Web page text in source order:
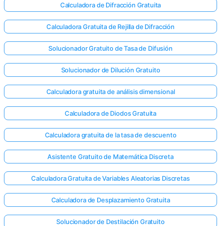
¡Inicia
aquí!
Calculadora de Difracción Gratuita
Calculadora Gratuita de Rejilla de Difracción
Solucionador Gratuito de Tasa de Difusión
Solucionador de Dilución Gratuito
Calculadora gratuita de análisis dimensional
Calculadora de Diodos Gratuita
Calculadora gratuita de la tasa de descuento
Asistente Gratuito de Matemática Discreta
Calculadora Gratuita de Variables Aleatorias Discretas
Calculadora de Desplazamiento Gratuita
Solucionador de Destilación Gratuito